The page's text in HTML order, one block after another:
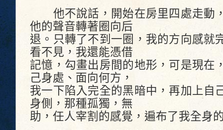
他不說話，開始在房里四處走動
他的聲音轉著圈向后
退。只轉了不到一圈，我的方向感就
看不見，我還能憑借
記憶，勾畫出房間的地形，可是現在
己身處、面向何方，
我一下陷入完全的黑暗中，再加上自
身側，那種孤獨，無
助，任人宰割的感覺，遍布了我全身